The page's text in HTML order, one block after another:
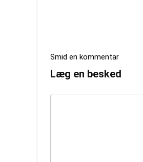
Smid en kommentar
Læg en besked